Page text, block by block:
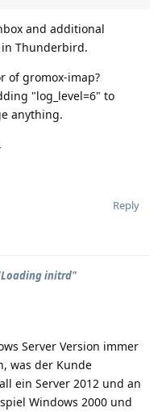
and additional
Thunderbird.
of gromox-imap?
"log_level=6" to
anything.
Reply
initrd"
Server Version immer
was der Kunde
ein Server 2012 und an
Windows 2000 und